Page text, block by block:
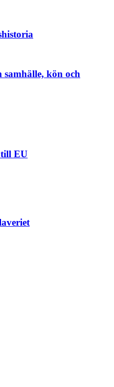
samhälle, kön och
till EU